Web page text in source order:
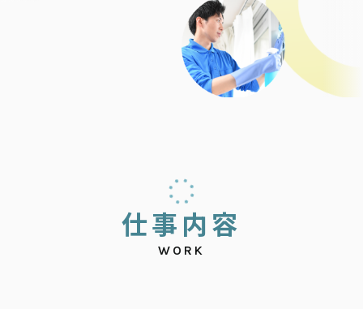
仕事内容
WORK